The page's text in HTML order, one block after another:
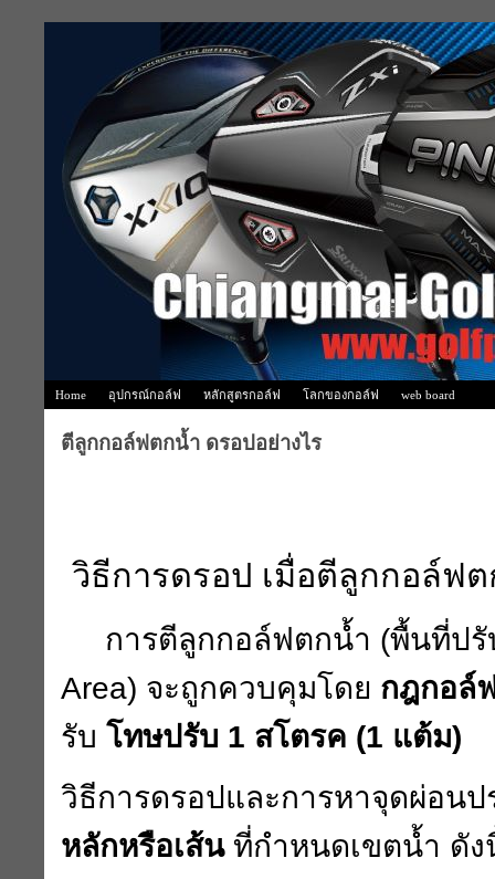
Home อุปกรณ์กอล์ฟ หลักสูตรกอล์ฟ โลกของกอล์ฟ web board
ตีลูกกอล์ฟตกน้ำ ดรอปอย่างไร
วิธีการดรอป เมื่อตีลูกกอล์ฟ
การตีลูกกอล์ฟตกน้ำ (พื้นที่ป
Area) จะถูกควบคุมโดย กฎกอล์
รับ โทษปรับ 1 สโตรค (1 แต้ม)
วิธีการดรอปและการหาจุดผ่อน
หลักหรือเส้นที่กำหนดเขตน้ำ ดัง